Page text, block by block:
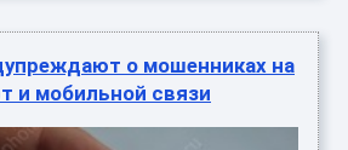
о мошенниках на
и мобильной связи